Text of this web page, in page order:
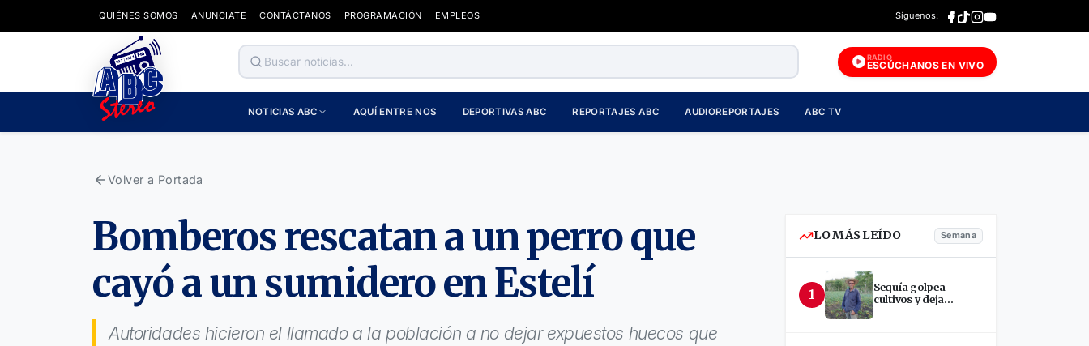
QUIÉNES SOMOS ANUNCIATE CONTÁCTANOS PROGRAMACIÓN EMPLEOS Síguenos:
RADIO
ESCÚCHANOS EN VIVO
NOTICIAS ABC AQUÍ ENTRE NOS DEPORTIVAS ABC REPORTAJES ABC AUDIOREPORTAJES ABC TV
Volver a Portada
Bomberos rescatan a un perro que
cayó a un sumidero en Estelí
Autoridades hicieron el llamado a la población a no dejar expuestos huecos que
LO MÁS LEÍDO Semana
1
Sequía golpea
cultivos y deja